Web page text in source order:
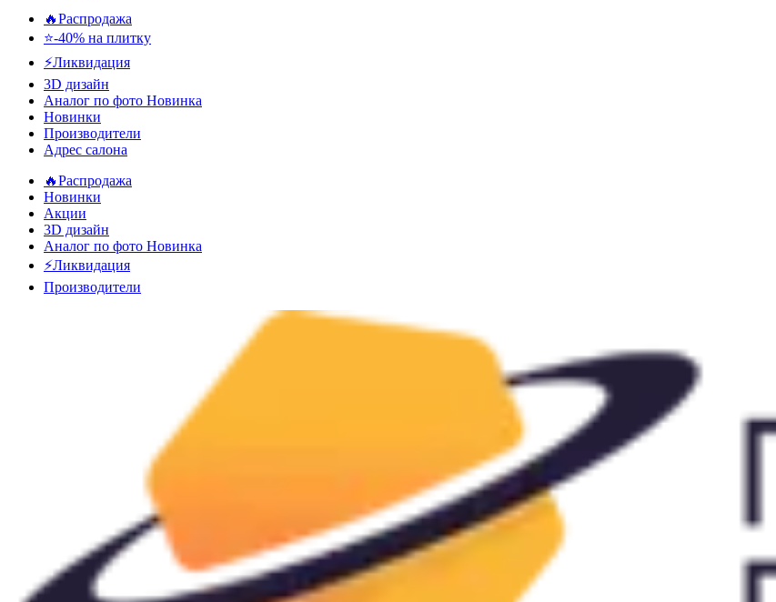
🔥Распродажа
⭐-40% на плитку
⚡️Ликвидация
3D дизайн
Аналог по фото Новинка
Новинки
Производители
Адрес салона
🔥Распродажа
Новинки
Акции
3D дизайн
Аналог по фото Новинка
⚡Ликвидация
Производители